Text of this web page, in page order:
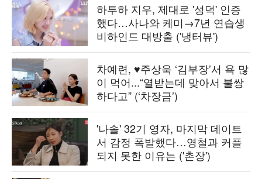
하투하 지우, 제대로 '성덕' 인증
했다…사나와 케미→7년 연습생
비하인드 대방출 ('냉터뷰')
차예련, ♥주상욱 ‘김부장’서 욕 많
이 먹어...“열받는데 맞아서 불쌍
하다고” (‘차장금’)
'나솔' 32기 영자, 마지막 데이트
서 감정 폭발했다…영철과 커플
되지 못한 이유는 ('촌장')